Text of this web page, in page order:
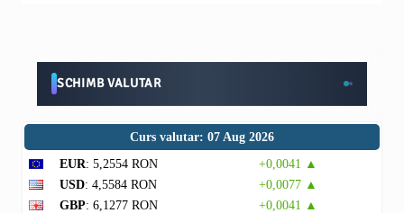
SCHIMB VALUTAR
Curs valutar: 07 Aug 2026
EUR: 5,2554 RON
+0,0041 ▲
USD: 4,5584 RON
+0,0077 ▲
GBP: 6,1277 RON
+0,0041 ▲